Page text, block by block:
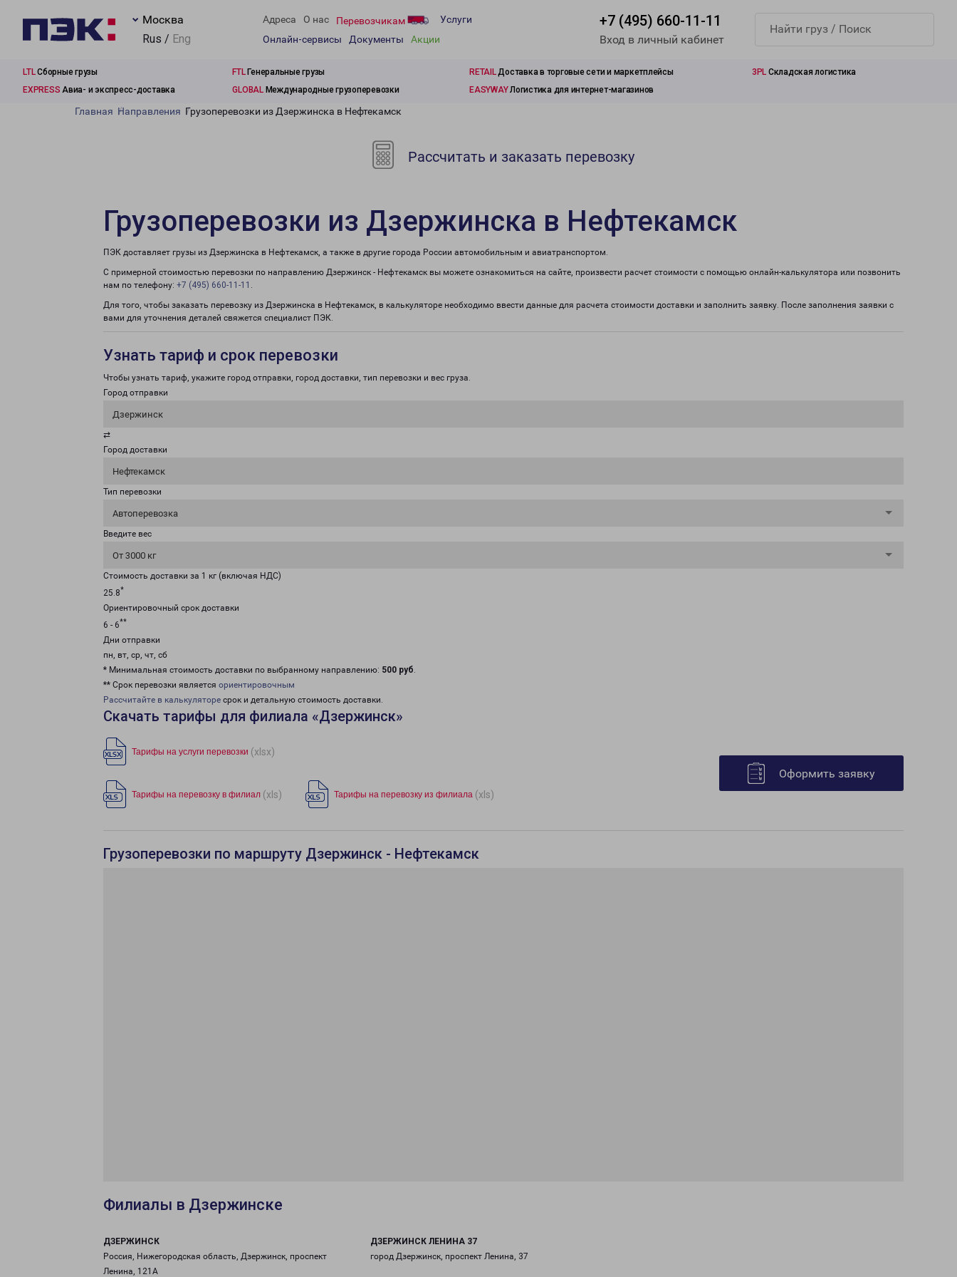
Москва
Rus / Eng
Адреса О нас Перевозчикам
Услуги
Онлайн-сервисы
Документы Акции
+7 (495) 660-11-11
Вход в личный кабинет
LTLСборные грузы FTLГенеральные грузы RETAILДоставка в торговые сети и маркетплейсы 3PL Складская логистика
EXPRESS Авиа- и экспресс-доставка GLOBALМеждународные грузоперевозки EASYWAYЛогистика для интернет-магазинов
Главная Направления Грузоперевозки из Дзержинска в Нефтекамск
Рассчитать и заказать перевозку
Грузоперевозки из Дзержинска в Нефтекамск
ПЭК доставляет грузы из Дзержинска в Нефтекамск, а также в другие города России автомобильным и авиатранспортом.
С примерной стоимостью перевозки по направлению Дзержинск - Нефтекамск вы можете ознакомиться на сайте, произвести расчет стоимости с помощью онлайн-калькулятора или позвонить
нам по телефону: +7 (495) 660-11-11 .
Для того, чтобы заказать перевозку из Дзержинска в Нефтекамск, в калькуляторе необходимо ввести данные для расчета стоимости доставки и заполнить заявку. После заполнения заявки с
вами для уточнения деталей свяжется специалист ПЭК.
Узнать тариф и срок перевозки
Чтобы узнать тариф, укажите город отправки, город доставки, тип перевозки и вес груза.
Город отправки
Дзержинск
⇄
Город доставки
Нефтекамск
Тип перевозки
Автоперевозка
Введите вес
От 3000 кг
Стоимость доставки за 1 кг (включая НДС)
25.8*
Ориентировочный срок доставки
6 - 6**
Дни отправки
пн, вт, ср, чт, сб
* Минимальная стоимость доставки по выбранному направлению: 500 руб.
** Срок перевозки является ориентировочным
Рассчитайте в калькуляторе срок и детальную стоимость доставки.
Скачать тарифы для филиала «Дзержинск»
Тарифы на услуги перевозки (xlsx)
Тарифы на перевозку в филиал (xls) Тарифы на перевозку из филиала (xls)
Оформить заявку
Грузоперевозки по маршруту Дзержинск - Нефтекамск
Филиалы в Дзержинске
ДЗЕРЖИНСК
Россия, Нижегородская область, Дзержинск, проспект
Ленина, 121А
ДЗЕРЖИНСК ЛЕНИНА 37
город Дзержинск, проспект Ленина, 37